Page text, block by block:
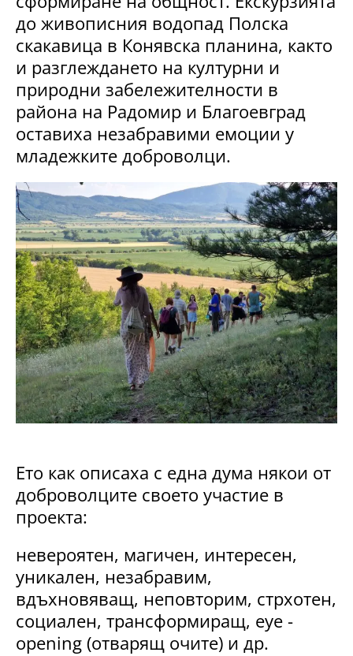
до живописния водопад Полска
скакавица в Конявска планина, както
и разглеждането на културни и
природни забележителности в
района на Радомир и Благоевград
оставиха незабравими емоции у
младежките доброволци.
Ето как описаха с една дума някои от
доброволците своето участие в
проекта:
невероятен, магичен, интересен,
уникален, незабравим,
вдъхновяващ, неповторим, стрхотен,
социален, трансформиращ, eye -
opening (отварящ очите) и др.